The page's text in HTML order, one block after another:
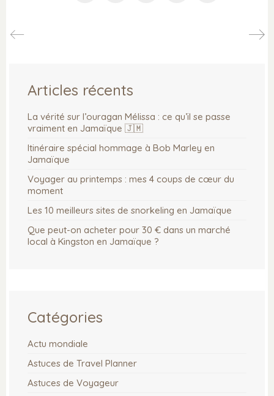
Articles récents
La vérité sur l’ouragan Mélissa : ce qu’il se passe
vraiment en Jamaïque 🇯🇲
Itinéraire spécial hommage à Bob Marley en
Jamaïque
Voyager au printemps : mes 4 coups de cœur du
moment
Les 10 meilleurs sites de snorkeling en Jamaïque
Que peut-on acheter pour 30 € dans un marché
local à Kingston en Jamaïque ?
Catégories
Actu mondiale
Astuces de Travel Planner
Astuces de Voyageur